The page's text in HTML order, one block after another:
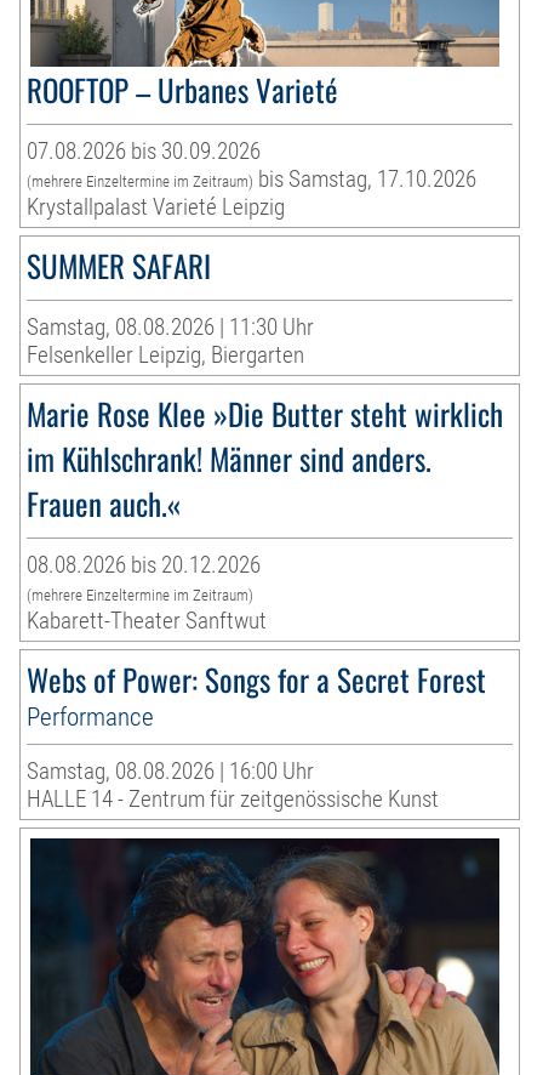
ROOFTOP – Urbanes Varieté
07.08.2026 bis 30.09.2026
(mehrere Einzeltermine im Zeitraum) bis Samstag, 17.10.2026
Krystallpalast Varieté Leipzig
SUMMER SAFARI
Samstag, 08.08.2026 | 11:30 Uhr
Felsenkeller Leipzig, Biergarten
Marie Rose Klee »Die Butter steht wirklich
im Kühlschrank! Männer sind anders.
Frauen auch.«
08.08.2026 bis 20.12.2026
(mehrere Einzeltermine im Zeitraum)
Kabarett-Theater Sanftwut
Webs of Power: Songs for a Secret Forest
Performance
Samstag, 08.08.2026 | 16:00 Uhr
HALLE 14 - Zentrum für zeitgenössische Kunst